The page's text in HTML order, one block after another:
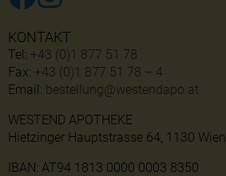
KONTAKT
Tel: +43 (0)1 877 51 78
Fax: +43 (0)1 877 51 78 – 4
Email: bestellung@westendapo.at
WESTEND APOTHEKE
Hietzinger Hauptstrasse 64, 1130 Wien
IBAN: AT94 1813 0000 0003 8350